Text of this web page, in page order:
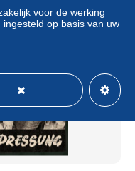
voor de werking
op basis van uw